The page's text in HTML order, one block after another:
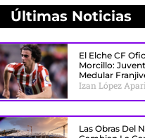
Últimas Noticias
El Elche CF
Morcillo:
Medular
Izan López
Las Obras Del